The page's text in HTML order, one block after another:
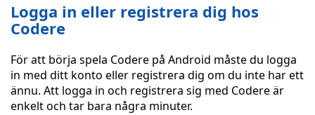
Logga in eller registrera dig hos
Codere
För att börja spela Codere på Android måste du logga
in med ditt konto eller registrera dig om du inte har ett
ännu. Att logga in och registrera sig med Codere är
enkelt och tar bara några minuter.